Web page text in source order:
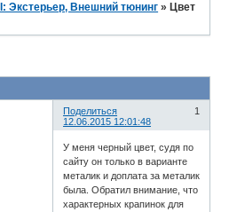
III: Экстерьер, Внешний тюнинг » Цвет
Поделиться
1
12.06.2015 12:01:48
У меня черный цвет, судя по
сайту он только в варианте
металик и доплата за металик
была. Обратил внимание, что
характерных крапинок для